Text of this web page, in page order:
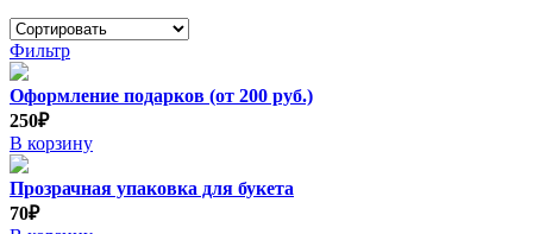
Фильтр
Оформление подарков (от 200 руб.)
250₽
В корзину
Прозрачная упаковка для букета
70₽